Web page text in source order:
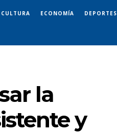
CULTURA ECONOMÍA DEPORTES
la
y